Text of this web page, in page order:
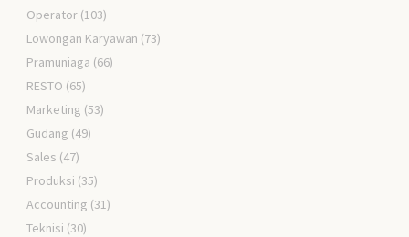
Operator (103)
Lowongan Karyawan (73)
Pramuniaga (66)
RESTO (65)
Marketing (53)
Gudang (49)
Sales (47)
Produksi (35)
Accounting (31)
Teknisi (30)